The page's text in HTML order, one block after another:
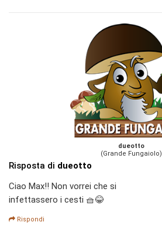
dueotto
(Grande Fungaiolo)
Risposta di dueotto
Ciao Max!! Non vorrei che si
infettassero i cesti 🧺😂
Rispondi